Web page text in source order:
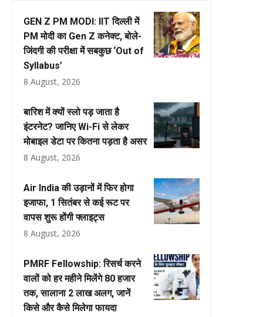
GEN Z PM MODI: IIT दिल्ली में
PM मोदी का Gen Z कनेक्ट, बोले-
जिंदगी की परीक्षा में सबकुछ ‘Out of
Syllabus’
8 August, 2026
बारिश में क्यों स्लो पड़ जाता है
इंटरनेट? जानिए Wi-Fi से लेकर
मोबाइल डेटा पर कितना पड़ता है असर
8 August, 2026
Air India की उड़ानों में फिर होगा
इजाफा, 1 सितंबर से कई रूट पर
वापस शुरू होंगी फ्लाइट्स
8 August, 2026
PMRF Fellowship: रिसर्च करने
वालों को हर महीने मिलेंगे ₹80 हजार
तक, सालाना ₹2 लाख अलग, जानें
किसे और कैसे मिलेगा फायदा